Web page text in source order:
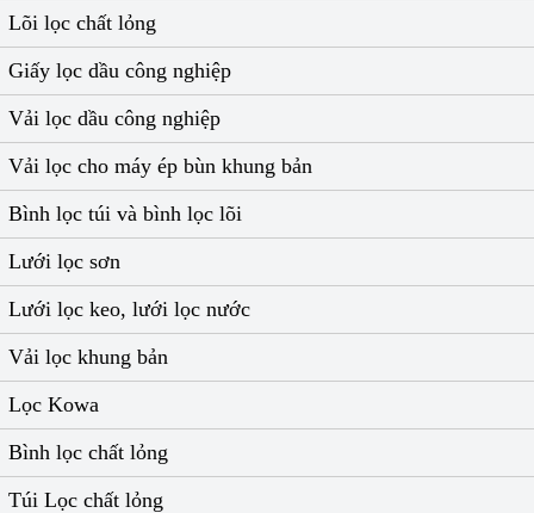
Lõi lọc chất lỏng
Giấy lọc dầu công nghiệp
Vải lọc dầu công nghiệp
Vải lọc cho máy ép bùn khung bản
Bình lọc túi và bình lọc lõi
Lưới lọc sơn
Lưới lọc keo, lưới lọc nước
Vải lọc khung bản
Lọc Kowa
Bình lọc chất lỏng
Túi Lọc chất lỏng